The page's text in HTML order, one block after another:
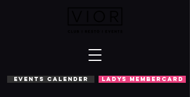
EVENTS CALENDER LADYS MEMBERCARD